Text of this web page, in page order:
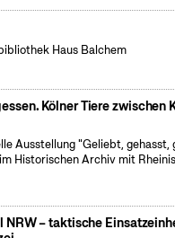
Haus Balchem
Kölner Tiere zwischen
Ausstellung "Geliebt, gehasst,
Historischen Archiv mit
– taktische